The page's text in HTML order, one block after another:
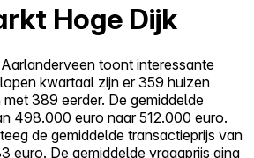
Hoge Dijk
toont interessante
kwartaal zijn er 359 huizen
389 eerder. De gemiddelde
498.000 euro naar 512.000 euro.
de gemiddelde transactieprijs van
euro. De gemiddelde vraagprijs ging